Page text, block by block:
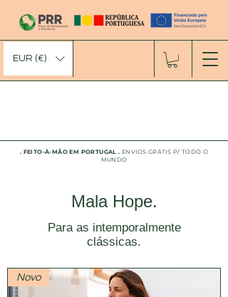
EUR (€)
. FEITO-À-MÃO EM PORTUGAL . ENVIOS GRÁTIS P/ TODO O
MUNDO
Mala Hope.
Para as intemporalmente
clássicas.
Novo